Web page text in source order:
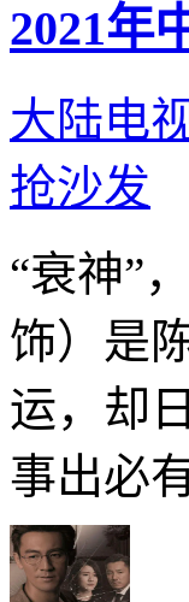
2021年
大陆电
抢沙发
“衰神”
饰）是
运，却
事出必